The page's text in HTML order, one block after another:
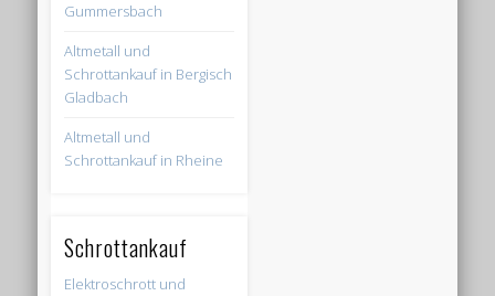
Gummersbach
Altmetall und
Schrottankauf in Bergisch
Gladbach
Altmetall und
Schrottankauf in Rheine
Schrottankauf
Elektroschrott und